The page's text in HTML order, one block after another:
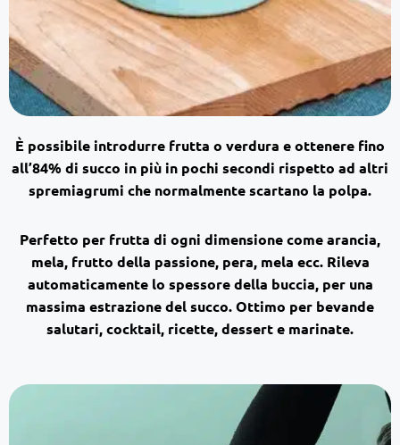
È possibile introdurre frutta o verdura e ottenere fino
all’84% di succo in più in pochi secondi rispetto ad altri
spremiagrumi che normalmente scartano la polpa.
Perfetto per frutta di ogni dimensione comearancia,
mela, frutto della passione, pera, mela ecc. Rileva
automaticamente lo spessore della buccia, per una
massima estrazione del succo. Ottimo per bevande
salutari, cocktail, ricette, dessert e marinate.